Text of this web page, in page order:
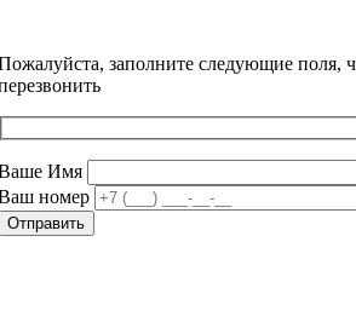
заполните следующие поля,
Имя
номер